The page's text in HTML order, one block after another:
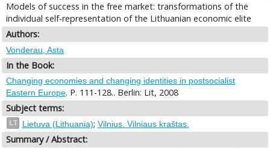
Models of success in the free market: transformations of the
individual self-representation of the Lithuanian economic elite
Authors:
Vonderau, Asta
In the Book:
Changing economies and changing identities in postsocialist
Eastern Europe. P. 111-128.. Berlin: Lit, 2008
Subject terms:
LT Lietuva (Lithuania); Vilnius. Vilniaus kraštas.
Summary / Abstract: